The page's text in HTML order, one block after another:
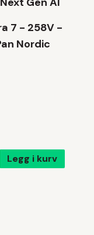
7 - 258V -
Nordic
handlekurven
Legg i kurv